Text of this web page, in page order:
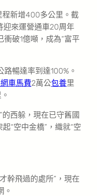
程新增400多公里。截
迎來運營通車20周年
破1億噸，成為“富平
暢達率到達100%。
車馬費2萬公包養里
的西躲，現在已守舊國
“空中金橋”，織就“空
幹飛過的處所”，現在
。